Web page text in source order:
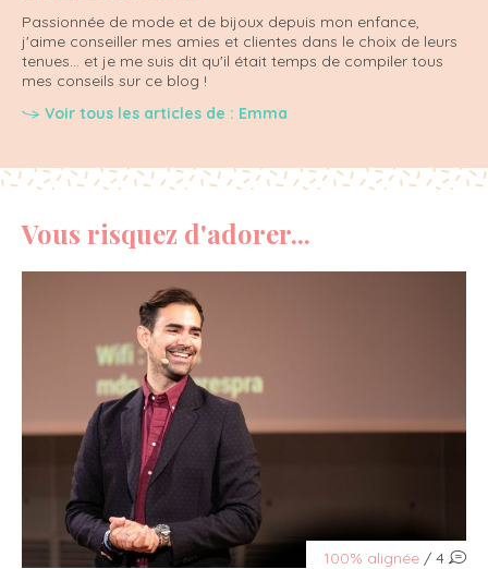
Passionnée de mode et de bijoux depuis mon enfance,
j'aime conseiller mes amies et clientes dans le choix de leurs
tenues... et je me suis dit qu'il était temps de compiler tous
mes conseils sur ce blog !
Voir tous les articles de : Emma
Vous risquez d'adorer...
100% alignée / 4